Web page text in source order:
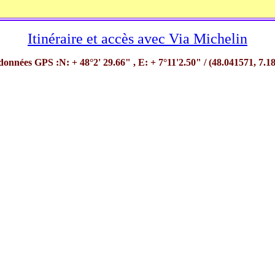
Itinéraire et accès avec Via Michelin
GPS :N: + 48°2' 29.66" , E: + 7°11'2.50" / (48.041571,